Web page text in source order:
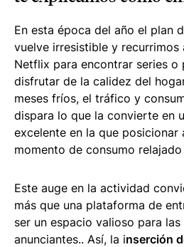
En esta época del año el plan
vuelve irresistible y
Netflix para encontrar series o
disfrutar de la calidez del
meses fríos, el tráfico y
dispara lo que la convierte en
excelente en la que posicionar
momento de consumo
Este auge en la actividad
más que una plataforma de
ser un espacio valioso para
anunciantes.. Así, la inserción